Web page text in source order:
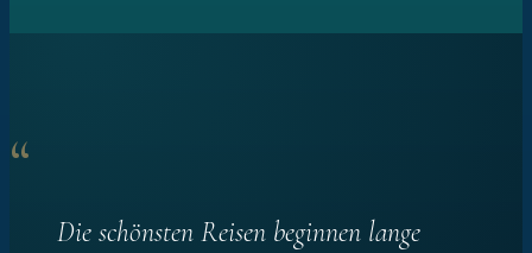
“
Die schönsten Reisen beginnen lange